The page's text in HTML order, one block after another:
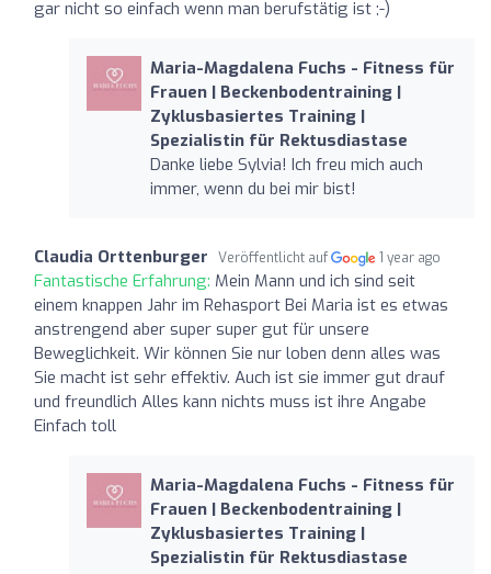
gar nicht so einfach wenn man berufstätig ist ;-)
Maria-Magdalena Fuchs - Fitness für
Frauen | Beckenbodentraining |
Zyklusbasiertes Training |
Spezialistin für Rektusdiastase
Danke liebe Sylvia! Ich freu mich auch
immer, wenn du bei mir bist!
Claudia Orttenburger Veröffentlicht auf 1 year ago
Fantastische Erfahrung: Mein Mann und ich sind seit
einem knappen Jahr im Rehasport Bei Maria ist es etwas
anstrengend aber super super gut für unsere
Beweglichkeit. Wir können Sie nur loben denn alles was
Sie macht ist sehr effektiv. Auch ist sie immer gut drauf
und freundlich Alles kann nichts muss ist ihre Angabe
Einfach toll
Maria-Magdalena Fuchs - Fitness für
Frauen | Beckenbodentraining |
Zyklusbasiertes Training |
Spezialistin für Rektusdiastase